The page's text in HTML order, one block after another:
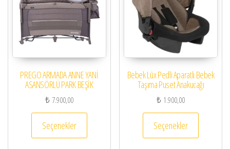
PREGO ARMADA ANNE YANİ
ASANSÖRLÜ PARK BEŞİK
₺7.900,00
Seçenekler
Bu ürünün birden fazla varyasyonu var.
Bebek Lüx Pedli Aparatlı Bebek
Taşıma Puset Anakucağı
₺ 1.900,00
Seçenekler
Bu